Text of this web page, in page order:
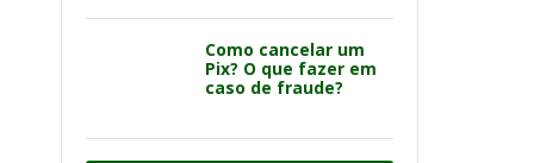
Como cancelar um
Pix? O que fazer em
caso de fraude?